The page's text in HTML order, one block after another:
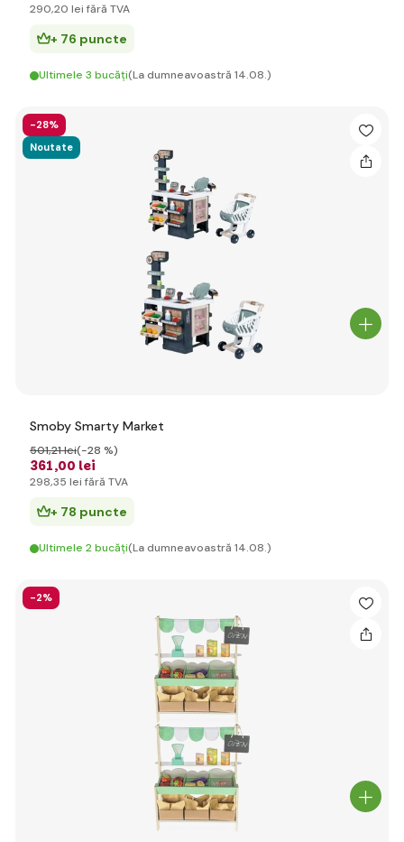
290,20 lei fără TVA
+ 76 puncte
Ultimele 3 bucăți(La dumneavoastră 14.08.)
-28%
Noutate
Smoby Smarty Market
361,00 lei
501,21 lei(-28 %)
298,35 lei fără TVA
+ 78 puncte
Ultimele 2 bucăți(La dumneavoastră 14.08.)
-2%